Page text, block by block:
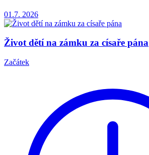
01.7. 2026
Život dětí na zámku za císaře pána
Začátek